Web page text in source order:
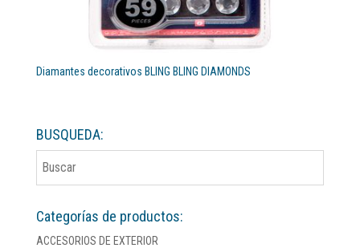
Diamantes decorativos BLING BLING DIAMONDS
BUSQUEDA:
Categorías de productos:
ACCESORIOS DE EXTERIOR